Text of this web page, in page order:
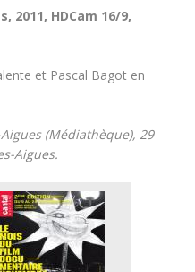
2011, HDCam 16/9,
et Pascal Bagot en
(Médiathèque), 29
Aigues.